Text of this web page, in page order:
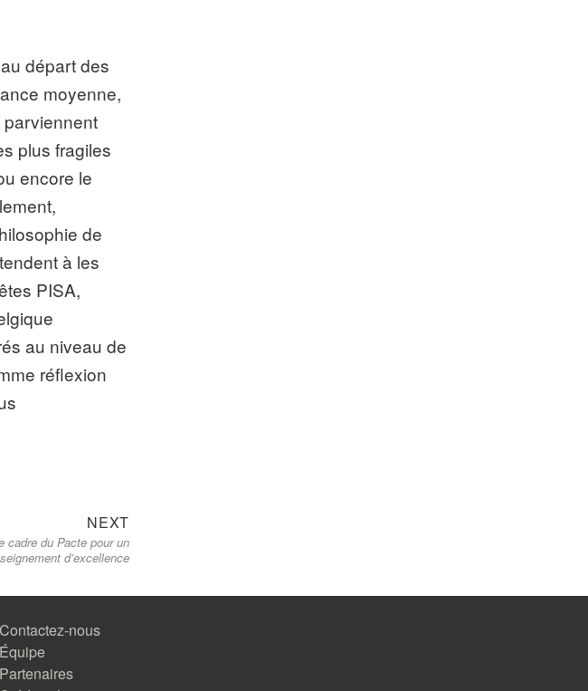
départ des
moyenne,
plus fragiles
encore le
de
à les
PISA,
au niveau de
réflexion
NEXTNext
post:
cadre du Pacte pour un
d’excellence
Contactez-nous
Équipe
Partenaires